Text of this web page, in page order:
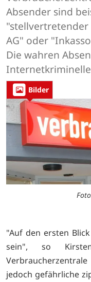
Absender sind
"stellvertretender
AG" oder
Die wahren
Bilder
"Auf den ersten
sein", so
jedoch gefährliche